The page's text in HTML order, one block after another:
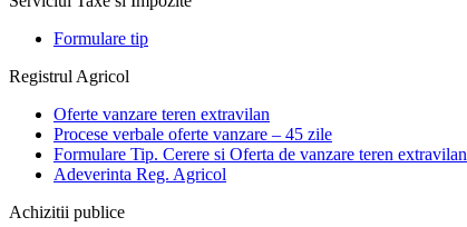
Formulare tip
Registrul Agricol
Oferte vanzare teren extravilan
Procese verbale oferte vanzare – 45 zile
Formulare Tip. Cerere si Oferta de vanzare teren extravilan
Adeverinta Reg. Agricol
Achizitii publice